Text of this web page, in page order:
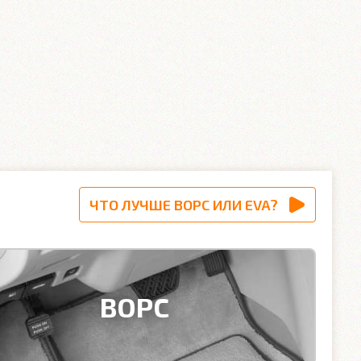
ЧТО ЛУЧШЕ ВОРС ИЛИ EVA?
ВОРС